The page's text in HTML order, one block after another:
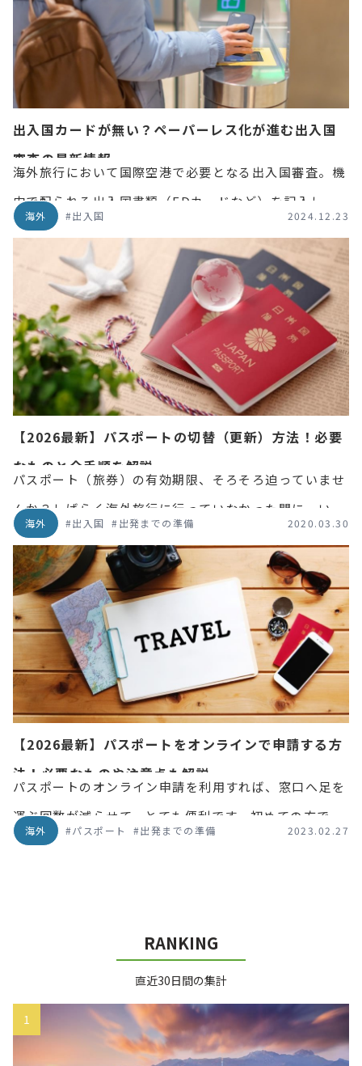
出入国カードが無い？ペーパーレス化が進む出入国
審査の最新情報
海外旅行において国際空港で必要となる出入国審査。機
内で配られる出入国書類（EDカードなど）を記入した
経験もあると思います。しかし、ここ最近「あれ？機内
で書類が配られなかった」ということも少なくありませ
ん。 この記事では、意外とペーパーレス化・DX化が進
んでいる各国の出入国審査の最新情報をご紹介します。
海外 #出入国 2024.12.23
【2026最新】パスポートの切替（更新）方法！必要
なものと全手順を解説
パスポート（旅券）の有効期限、そろそろ迫っていませ
んか？しばらく海外旅行に行っていなかった間に、いつ
の間にか有効期限が切れていた……という方も多いので
はないでしょうか。本記事では、パスポートの有効期限
が切れてしまったときや、残り少なくなってきたときに
知っておくべき注意点と、具体的な手続き（申請方法）
について分かりやすく解説します。
海外 #出入国 #出発までの準備 2020.03.30
【2026最新】パスポートをオンラインで申請する方
法！必要なものや注意点も解説
パスポートのオンライン申請を利用すれば、窓口へ足を
運ぶ回数が減らせて、とても便利です。初めての方でも
大丈夫！この記事では、パスポートのオンライン申請に
海外 #パスポート #出発までの準備 2023.02.27
RANKING
直近30日間の集計
1